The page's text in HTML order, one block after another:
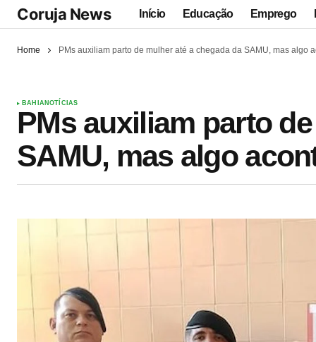
Coruja News Início Educação Emprego
Home PMs auxiliam parto de mulher até a chegada da SAMU, mas algo
BAHIANOTÍCIAS
PMs auxiliam parto
SAMU, mas algo